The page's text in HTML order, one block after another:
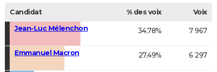
Candidat % des voix
Voix
Jean-Luc Mélenchon
34,78% 7 967
Emmanuel Macron 27,49% 6 297